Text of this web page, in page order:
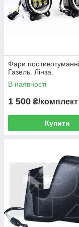
Фари
Газель. Лінза.
В наявності
1 500 ₴/комплект
Купити